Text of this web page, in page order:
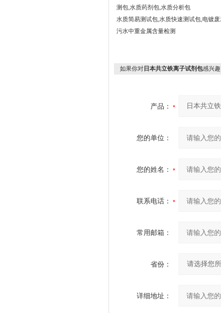
测包,水质药剂包,水质分析包
水质简易测试包,水质快速测试包,电镀
污水中重金属含量检测
如果你对 日本共立铁离子试剂包感兴
产品：
您的单位：
您的姓名：
联系电话：
常用邮箱：
省份：
详细地址：